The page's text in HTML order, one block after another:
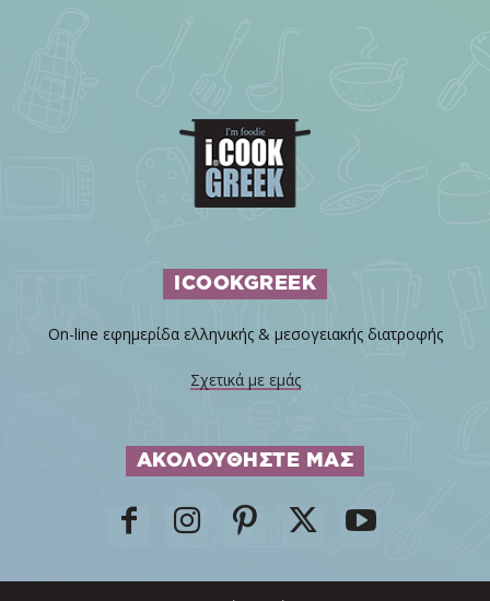
ICOOKGREEK
On-line εφημερίδα ελληνικής & μεσογειακής διατροφής
Σχετικά με εμάς
ΑΚΟΛΟΥΘΗΣΤΕ ΜΑΣ